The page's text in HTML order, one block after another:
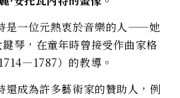
是一位元熱衷於音樂的人——她
琴，在童年時曾接受作曲家格
）的教導。
還成為許多藝術家的贊助人，例